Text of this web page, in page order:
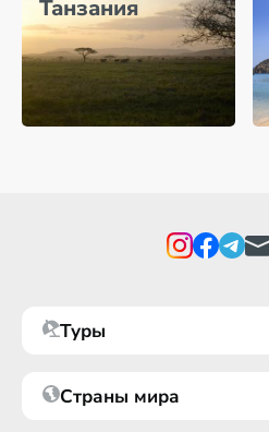
Танзания
Туры
Страны мира